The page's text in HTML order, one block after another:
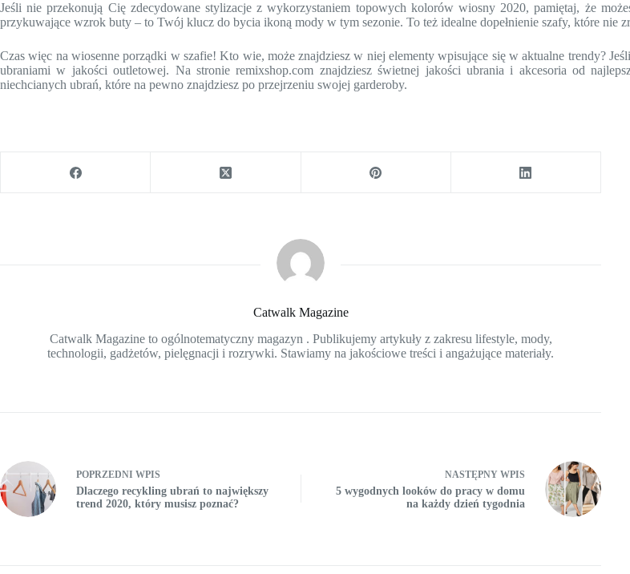
Jeśli nie przekonują Cię zdecydowane stylizacje z wykorzystaniem topowych kolorów wiosny 2020, pamiętaj, że
przykuwające wzrok buty – to Twój klucz do bycia ikoną mody w tym sezonie. To też idealne dopełnienie szafy, które nie
Czas więc na wiosenne porządki w szafie! Kto wie, może znajdziesz w niej elementy wpisujące się w aktualne trendy?
ubraniami w jakości outletowej. Na stronie remixshop.com znajdziesz świetnej jakości ubrania i akcesoria od
niechcianych ubrań, które na pewno znajdziesz po przejrzeniu swojej garderoby.
Catwalk Magazine
Catwalk Magazine to ogólnotematyczny magazyn . Publikujemy artykuły z zakresu lifestyle, mody,
technologii, gadżetów, pielęgnacji i rozrywki. Stawiamy na jakościowe treści i angażujące materiały.
POPRZEDNI WPIS
Dlaczego recykling ubrań to największy
trend 2020, który musisz poznać?
NASTĘPNY WPIS
5 wygodnych looków do pracy w domu
na każdy dzień tygodnia